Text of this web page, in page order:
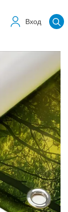
Вход